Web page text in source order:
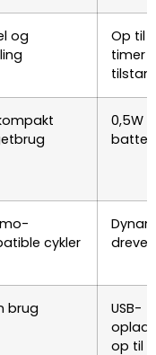
og
Op til
timer
0,5W
cykler
drevet
brug
USB-
op til